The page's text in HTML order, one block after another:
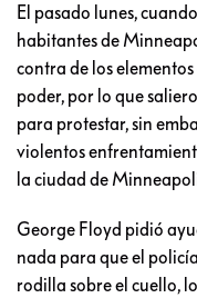
El pasado lunes,
habitantes de
contra de los
poder, por lo que
para protestar, sin
violentos
la ciudad de
George Floyd pidió
nada para que el
rodilla sobre el cuello,